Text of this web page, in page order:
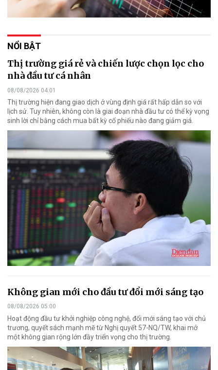
NỔI BẬT
Thị trường giá rẻ và chiến lược chọn lọc cho
nhà đầu tư cá nhân
08/08/2026 04:01
Thị trường hiện đang giao dịch ở vùng định giá rất hấp dẫn so với
lịch sử. Tuy nhiên, không còn là giai đoạn nhà đầu tư có thể kỳ vọng
sinh lời chỉ bằng cách mua bất kỳ cổ phiếu nào đang giảm giá.
Không gian mới cho đầu tư đổi mới sáng tạo
08/08/2026 05:00
Hoạt động đầu tư khởi nghiệp công nghệ, đổi mới sáng tạo với chủ
trương, quyết sách mạnh mẽ từ Nghị quyết 57-NQ/TW, khai mở
một không gian rộng lớn đầy triển vọng cho thị trường.